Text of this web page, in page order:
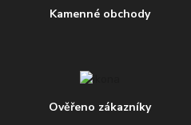
Kamenné obchody
Ověřeno zákazníky